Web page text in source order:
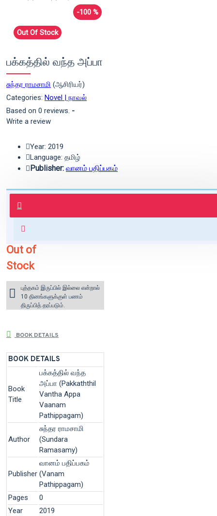
-100 %
Out Of Stock
பக்கத்தில் வந்த அப்பா
சுந்தர ராமசாமி (ஆசிரியர்)
Categories: Novel | நாவல்
Based on 0 reviews. -
Write a review
Year: 2019
Language: தமிழ்
Publisher: வானம் பதிப்பகம்
புத்தகம் 3 - 7 நாட்களில் அனுப்பி
வைக்கப்படும்.
for orders above ₹1000 within India)
Out of
Stock
புத்தகம் இருப்பில் இல்லை என்றால்
10 தினங்களுக்குள் பணம்
திருப்பித் தரப்படும்.
BOOK DETAILS
BOOK DETAILS
Book
Title
பக்கத்தில் வந்த
அப்பா (Pakkaththil
Vantha Appa
Vaanam
Pathippagam)
Author
சுந்தர ராமசாமி
(Sundara
Ramasamy)
Publisher
வானம் பதிப்பகம்
(Vanam
Pathippagam)
Pages
0
Year
2019